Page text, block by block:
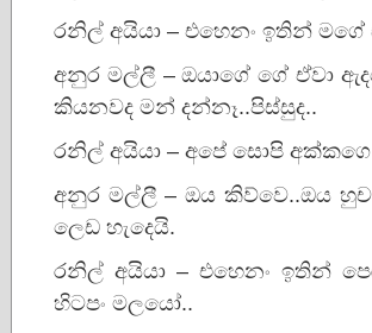
රනිල් අයියා – එහෙනං ඉතින්
අනුර මල්ලී – ඔයාගේ ගේ ඒවා
කියනවද මන් දන්නෑ..පිස්සුද..
රනිල් අයියා – අපේ සොපි
අනුර මල්ලී – ඔය කිව්වෙ..ඔය
ලෙඩ හැදෙයි.
රනිල් අයියා – එහෙනං ඉතින්
හිටපං මලයෝ..